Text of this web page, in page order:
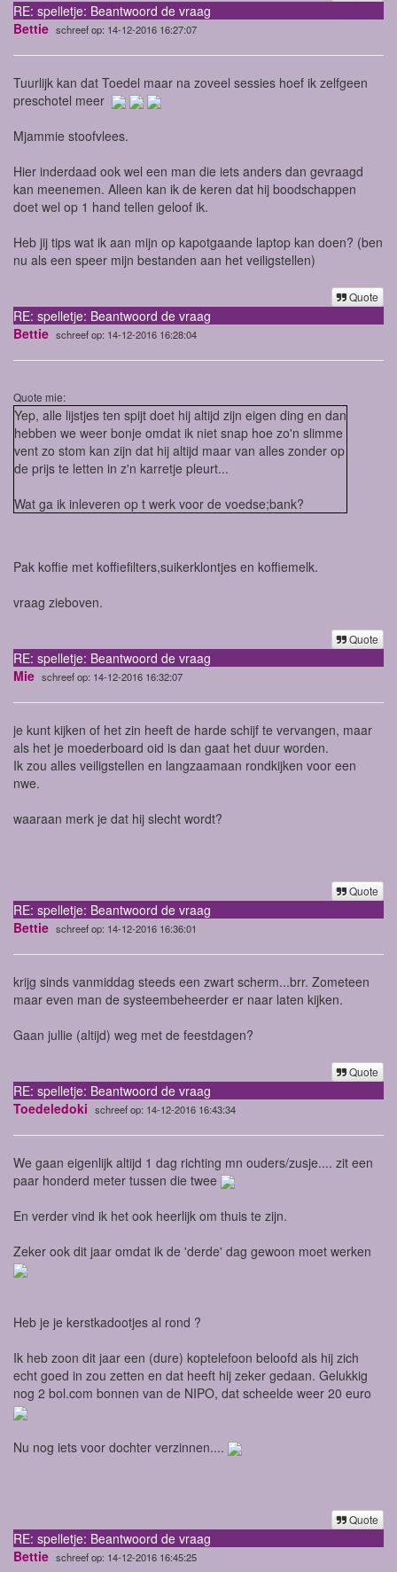
RE: spelletje: Beantwoord de vraag
Bettie schreef op: 14-12-2016 16:27:07
Tuurlijk kan dat Toedel maar na zoveel sessies hoef ik zelfgeen
preschotel meer
Mjammie stoofvlees.
Hier inderdaad ook wel een man die iets anders dan gevraagd
kan meenemen. Alleen kan ik de keren dat hij boodschappen
doet wel op 1 hand tellen geloof ik.
Heb jij tips wat ik aan mijn op kapotgaande laptop kan doen? (ben
nu als een speer mijn bestanden aan het veiligstellen)
Quote
RE: spelletje: Beantwoord de vraag
Bettie schreef op: 14-12-2016 16:28:04
Quote mie:
Yep, alle lijstjes ten spijt doet hij altijd zijn eigen ding en dan
hebben we weer bonje omdat ik niet snap hoe zo'n slimme
vent zo stom kan zijn dat hij altijd maar van alles zonder op
de prijs te letten in z'n karretje pleurt...
Wat ga ik inleveren op t werk voor de voedse;bank?
Pak koffie met koffiefilters,suikerklontjes en koffiemelk.
vraag zieboven.
Quote
RE: spelletje: Beantwoord de vraag
Mie schreef op: 14-12-2016 16:32:07
je kunt kijken of het zin heeft de harde schijf te vervangen, maar
als het je moederboard oid is dan gaat het duur worden.
Ik zou alles veiligstellen en langzaamaan rondkijken voor een
nwe.
waaraan merk je dat hij slecht wordt?
Quote
RE: spelletje: Beantwoord de vraag
Bettie schreef op: 14-12-2016 16:36:01
krijg sinds vanmiddag steeds een zwart scherm...brr. Zometeen
maar even man de systeembeheerder er naar laten kijken.
Gaan jullie (altijd) weg met de feestdagen?
Quote
RE: spelletje: Beantwoord de vraag
Toedeledoki schreef op: 14-12-2016 16:43:34
We gaan eigenlijk altijd 1 dag richting mn ouders/zusje.... zit een
paar honderd meter tussen die twee
En verder vind ik het ook heerlijk om thuis te zijn.
Zeker ook dit jaar omdat ik de 'derde' dag gewoon moet werken
Heb je je kerstkadootjes al rond ?
Ik heb zoon dit jaar een (dure) koptelefoon beloofd als hij zich
echt goed in zou zetten en dat heeft hij zeker gedaan. Gelukkig
nog 2 bol.com bonnen van de NIPO, dat scheelde weer 20 euro
Nu nog iets voor dochter verzinnen....
Quote
RE: spelletje: Beantwoord de vraag
Bettie schreef op: 14-12-2016 16:45:25